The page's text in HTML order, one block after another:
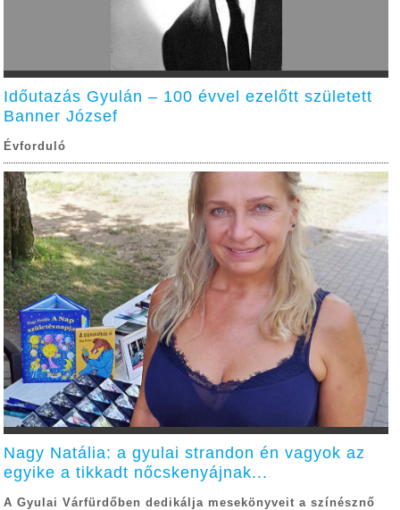
Időutazás Gyulán – 100 évvel ezelőtt született
Banner József
Évforduló
Nagy Natália: a gyulai strandon én vagyok az
egyike a tikkadt nőcskenyájnak...
A Gyulai Várfürdőben dedikálja mesekönyveit a színésznő